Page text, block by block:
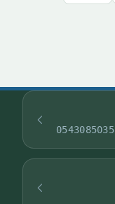
0543085035